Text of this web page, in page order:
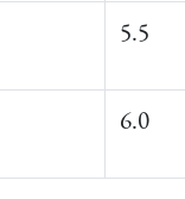
5.5
6.0